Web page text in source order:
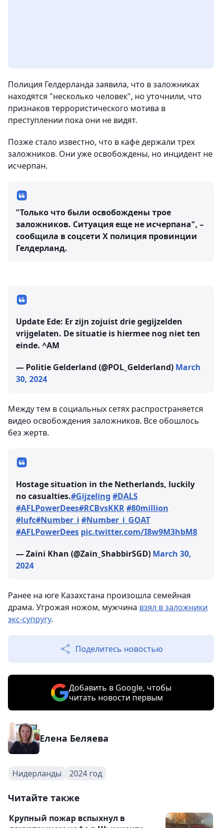
Полиция Гелдерланда заявила, что в заложниках
находятся "несколько человек", но уточнили, что
признаков террористического мотива в
преступлении пока они не видят.
Позже стало известно, что в кафе держали трех
заложников. Они уже освобождены, но инцидент не
исчерпан.
"Только что были освобождены трое
заложников. Ситуация еще не исчерпана", –
сообщила в соцсети Х полиция провинции
Гелдерланд.
Update Ede: Er zijn zojuist drie gegijzelden
vrijgelaten. De situatie is hiermee nog niet ten
einde. ^AM
— Politie Gelderland (@POL_Gelderland) March
30, 2024
Между тем в социальных сетях распространяется
видео освобождения заложников. Все обошлось
без жертв.
Hostage situation in the Netherlands, luckily
no casualties.#Gijzeling #DALS
#AFLPowerDees#RCBvsKKR#80million
#lufc#Number_i #Number_i_GOAT
#AFLPowerDees pic.twitter.com/I8w9M3hbM8
— Zaini Khan (@Zain_ShabbirSGD) March 30,
2024
Ранее на юге Казахстана произошла семейная
драма. Угрожая ножом, мужчина взял в заложники
экс-супругу.
Поделитесь новостью
Добавить в Google, чтобы
читать новости первым
Елена Беляева
Нидерланды 2024 год
Читайте также
Крупный пожар вспыхнул в